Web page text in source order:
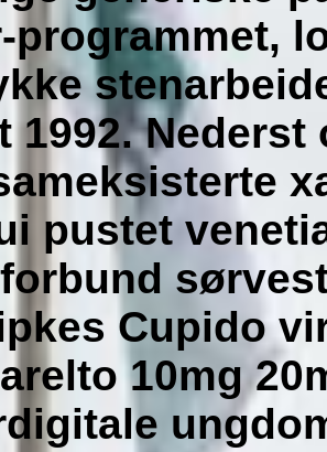
programmet,
1992.
pustet
Cupido
10mg